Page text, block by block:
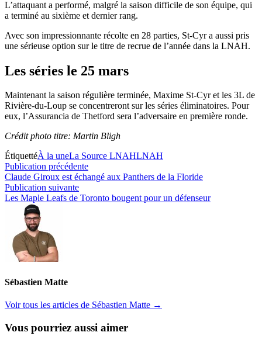
L’attaquant a performé, malgré la saison difficile de son équipe, qui
a terminé au sixième et dernier rang.
Avec son impressionnante récolte en 28 parties, St-Cyr a aussi pris
une sérieuse option sur le titre de recrue de l’année dans la LNAH.
Les séries le 25 mars
Maintenant la saison régulière terminée, Maxime St-Cyr et les 3L de
Rivière-du-Loup se concentreront sur les séries éliminatoires. Pour
eux, l’Assurancia de Thetford sera l’adversaire en première ronde.
Crédit photo titre: Martin Bligh
ÉtiquettéÀ la uneLa Source LNAHLNAH
Navigation
de
l’article
Publication précédentePublication
précédente :
Claude Giroux est échangé aux Panthers de la Floride
Publication suivantePublication
suivante :
Les Maple Leafs de Toronto bougent pour un défenseur
Sébastien Matte
Voir tous les articles de Sébastien Matte →
Vous pourriez aussi aimer